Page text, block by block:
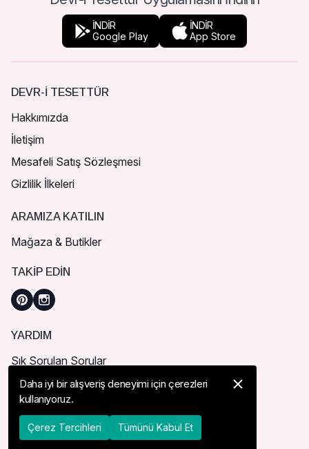
İNDİR
Google Play
İNDİR
App Store
DEVR-I TESETTÜR
Hakkımızda
İletişim
Mesafeli Satış Sözleşmesi
Gizlilik İlkeleri
ARAMIZA KATILIN
Mağaza & Butikler
TAKIP EDIN
YARDIM
Sık Sorulan Sorular
Nasıl Sipariş Verebilirim?
Kargo ve Teslimat
İade, İptal ve Değişim
Daha iyi bir alışveriş deneyimi için çerezleri
kullanıyoruz.
Çerez Tercihleri Tümünü Kabul Et